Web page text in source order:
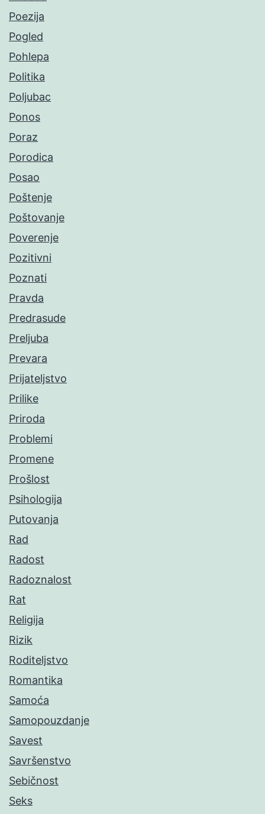
Poezija
Pogled
Pohlepa
Politika
Poljubac
Ponos
Poraz
Porodica
Posao
Poštenje
Poštovanje
Poverenje
Pozitivni
Poznati
Pravda
Predrasude
Preljuba
Prevara
Prijateljstvo
Prilike
Priroda
Problemi
Promene
Prošlost
Psihologija
Putovanja
Rad
Radost
Radoznalost
Rat
Religija
Rizik
Roditeljstvo
Romantika
Samoća
Samopouzdanje
Savest
Savršenstvo
Sebičnost
Seks